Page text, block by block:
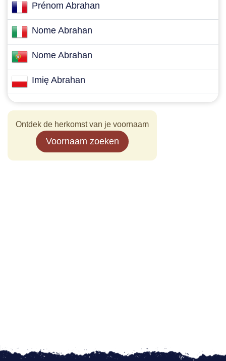
Prénom Abrahan
Nome Abrahan
Nome Abrahan
Imię Abrahan
Ontdek de herkomst van je voornaam
Voornaam zoeken